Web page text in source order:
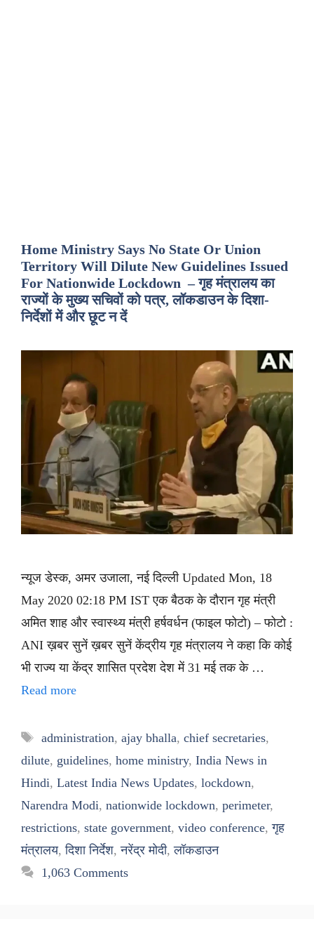
Home Ministry Says No State Or Union
Territory Will Dilute New Guidelines Issued
For Nationwide Lockdown – गृह मंत्रालय का
राज्यों के मुख्य सचिवों को पत्र, लॉकडाउन के दिशा-
निर्देशों में और छूट न दें
न्यूज डेस्क, अमर उजाला, नई दिल्ली Updated Mon, 18
May 2020 02:18 PM IST एक बैठक के दौरान गृह मंत्री
अमित शाह और स्वास्थ्य मंत्री हर्षवर्धन (फाइल फोटो) – फोटो :
ANI ख़बर सुनें ख़बर सुनें केंद्रीय गृह मंत्रालय ने कहा कि कोई
भी राज्य या केंद्र शासित प्रदेश देश में 31 मई तक के …
Read more
Tags
administration, ajay bhalla, chief secretaries,
dilute, guidelines, home ministry, India News in
Hindi, Latest India News Updates, lockdown,
Narendra Modi, nationwide lockdown, perimeter,
restrictions, state government, video conference,गृह
मंत्रालय,दिशा निर्देश,नरेंद्र मोदी,लॉकडाउन
1,063 Comments